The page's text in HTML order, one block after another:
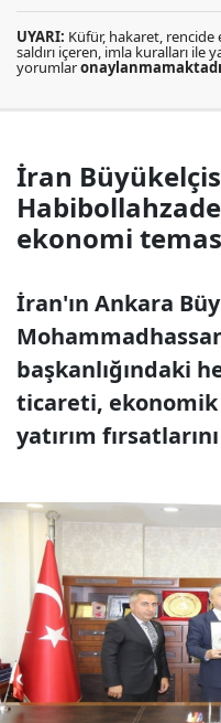
UYARI: Küfür, hakaret, rencide
saldırı içeren, imla kuralları ile
yorumlar
İran
ekonomi
İran'ın Ankara
başkanlığındaki
ticareti,
yatırım